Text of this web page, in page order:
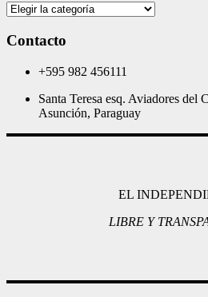
Categorias
Contacto
+595 982 456111
Santa Teresa esq. Aviadores del
Asunción, Paraguay
EL
LIBRE Y